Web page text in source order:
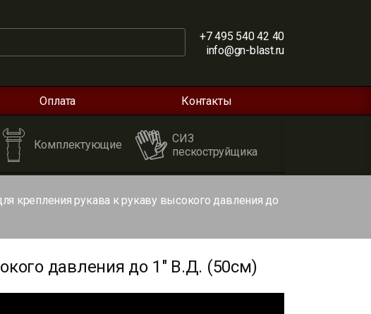
+7 495 540 42 40
info@gn-blast.ru
Оплата Контакты
Комплектующие
СИЗ
пескоструйщика
крепления рукава к рукаву высокого давления до
давления до 1" В.Д. (50см)